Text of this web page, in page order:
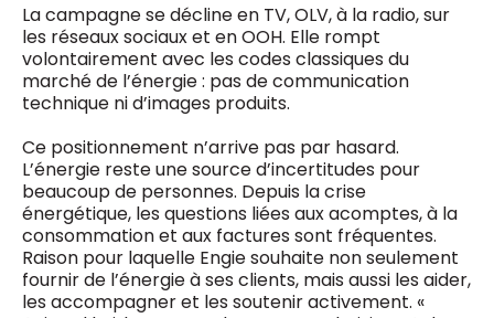
La campagne se décline en TV, OLV, à la radio, sur
les réseaux sociaux et en OOH. Elle rompt
volontairement avec les codes classiques du
marché de l’énergie : pas de communication
technique ni d’images produits.
Ce positionnement n’arrive pas par hasard.
L’énergie reste une source d’incertitudes pour
beaucoup de personnes. Depuis la crise
énergétique, les questions liées aux acomptes, à la
consommation et aux factures sont fréquentes.
Raison pour laquelle Engie souhaite non seulement
fournir de l’énergie à ses clients, mais aussi les aider,
les accompagner et les soutenir activement. «